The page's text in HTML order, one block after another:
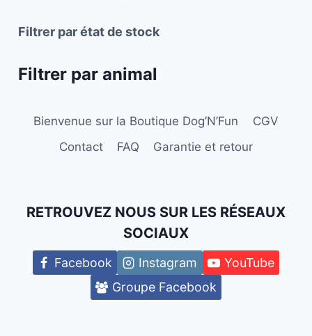
page
Filtrer par état de stock
Filtrer par animal
Bienvenue sur la Boutique Dog’N’Fun
CGV
Contact
FAQ Garantie et retour
RETROUVEZ NOUS SUR LES RÉSEAUX
SOCIAUX
Facebook Instagram
YouTube
Groupe Facebook